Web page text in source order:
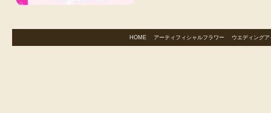
HOME｜ アーティフィシャルフラワー｜ ウエディングア